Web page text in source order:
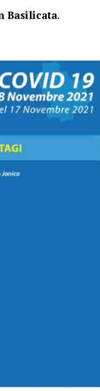
Basilicata.